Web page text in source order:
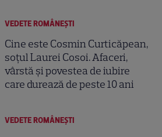
VEDETE ROMÂNEŞTI
Cine este Cosmin Curticăpean,
soțul Laurei Cosoi. Afaceri,
vârstă și povestea de iubire
care durează de peste 10 ani
VEDETE ROMÂNEŞTI